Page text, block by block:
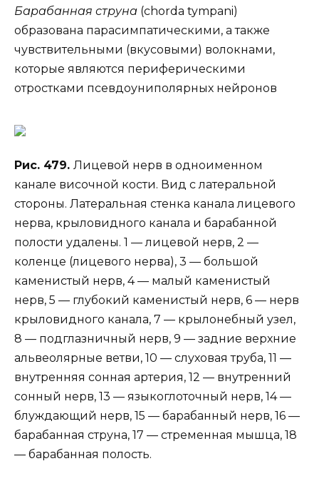
Барабанная струна (chorda tympani)
образована парасимпатическими, а также
чувствительными (вкусовыми) волокнами,
которые являются периферическими
отростками псевдоуниполярных нейронов
Рис. 479. Лицевой нерв в одноименном
канале височной кости. Вид с латеральной
стороны. Латеральная стенка канала лицевого
нерва, крыловидного канала и барабанной
полости удалены. 1 — лицевой нерв, 2 —
коленце (лицевого нерва), 3 — большой
каменистый нерв, 4 — малый каменистый
нерв, 5 — глубокий каменистый нерв, 6 — нерв
крыловидного канала, 7 — крылонебный узел,
8 — подглазничный нерв, 9 — задние верхние
альвеолярные ветви, 10 — слуховая труба, 11 —
внутренняя сонная артерия, 12 — внутренний
сонный нерв, 13 — языкоглоточный нерв, 14 —
блуждающий нерв, 15 — барабанный нерв, 16 —
барабанная струна, 17 — стременная мышца, 18
— барабанная полость.